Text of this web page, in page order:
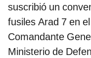
suscribió un
fusiles Arad 7 en
Comandante
Ministerio de